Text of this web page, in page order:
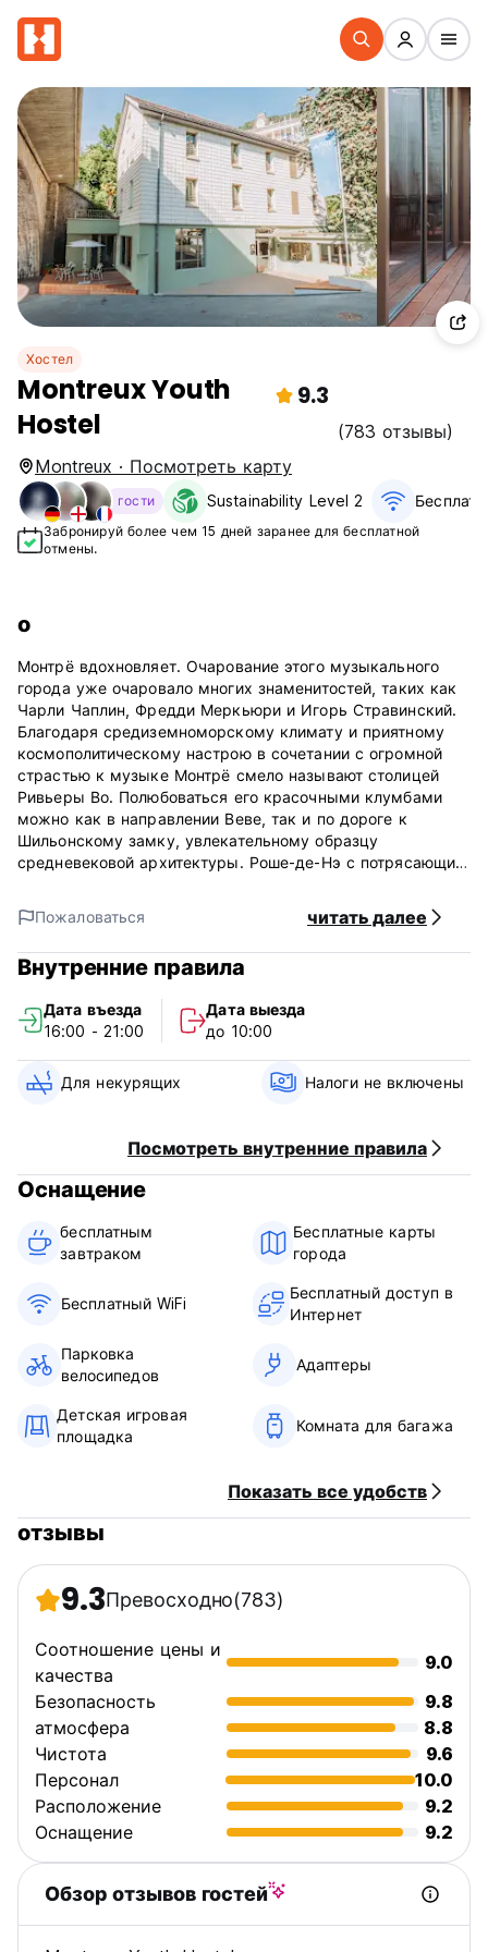
Хостел
Montreux Youth
Hostel
9.3
(783 отзывы)
Montreux · Посмотреть карту
гости Sustainability Level 2
Забронируй более чем 15 дней заранее для бесплатной
отмены.
о
Монтрё вдохновляет. Очарование этого музыкального
города уже очаровало многих знаменитостей, таких как
Чарли Чаплин, Фредди Меркьюри и Игорь Стравинский.
Благодаря средиземноморскому климату и приятному
космополитическому настрою в сочетании с огромной
страстью к музыке Монтрё смело называют столицей
Ривьеры Во. Полюбоваться его красочными клумбами
можно как в направлении Веве, так и по дороге к
Шильонскому замку, увлекательному образцу
средневековой архитектуры. Роше-де-Нэ с потрясающим
также является фантастическим местом. (Auto-translated
from original language)
Пожаловаться читать далее
Внутренние правила
Дата въезда
16:00 - 21:00
Дата выезда
до 10:00
Для некурящих Налоги не включены
Посмотреть внутренние правила
Оснащение
бесплатным
завтраком‎
Бесплатные карты
города
Бесплатный WiFi
Бесплатный доступ в
Интернет
Парковка
велосипедов
Адаптеры
Детская игровая
площадка
Комната для багажа
Показать все удобств
отзывы
9.3Превосходно(783)
Соотношение цены и
качества
9.0
Безопасность
9.8
атмосфера
8.8
Чистота
9.6
Персонал
10.0
Расположение
9.2
Оснащение
9.2
Обзор отзывов гостей